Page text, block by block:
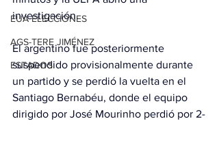
EUA ELECCIONES
AGS-TERE JIMÉNEZ
ESTADOS
investigación.
El argentino fue posteriormente
suspendido provisionalmente durante
un partido y se perdió la vuelta en el
Santiago Bernabéu, donde el equipo
dirigido por José Mourinho perdió por 2-